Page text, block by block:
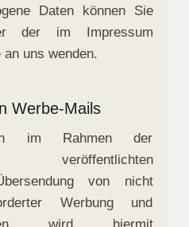
Daten können Sie
der im Impressum
an uns wenden.
Werbe-Mails
im Rahmen der
veröffentlichten
von nicht
Werbung und
wird hiermit